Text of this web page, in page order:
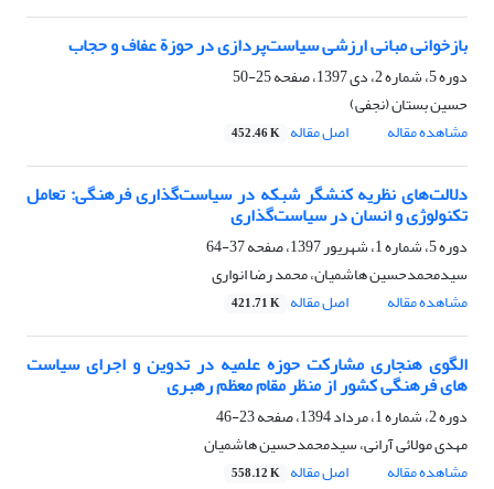
بازخوانی مبانی ارزشی سیاست‌پردازی در حوزة عفاف و حجاب
دوره 5، شماره 2، دی 1397، صفحه
25-50
حسین بستان (نجفی)
مشاهده مقاله
اصل مقاله 452.46 K
دلالت‌های نظریه کنشگر شبکه در سیاست‌گذاری فرهنگی: تعامل
تکنولوژی و انسان در سیاست‌گذاری
دوره 5، شماره 1، شهریور 1397، صفحه
37-64
سیدمحمدحسین هاشمیان، محمد رضا انواری
مشاهده مقاله
اصل مقاله 421.71 K
الگوی هنجاری مشارکت حوزه علمیه در تدوین و اجرای سیاست
های فرهنگی کشور از منظر مقام معظم رهبری
دوره 2، شماره 1، مرداد 1394، صفحه
23-46
مهدی مولائی آرانی، سیدمحمدحسین هاشمیان
مشاهده مقاله
اصل مقاله 558.12 K